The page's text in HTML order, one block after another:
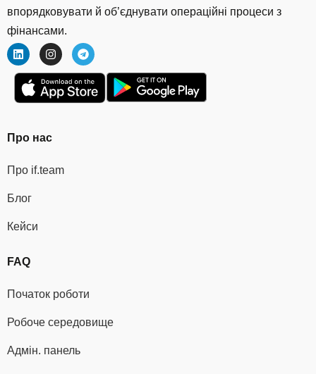
впорядковувати й об’єднувати операційні процеси з
фінансами.
Про нас
Про if.team
Блог
Кейси
FAQ
Початок роботи
Робоче середовище
Адмін. панель